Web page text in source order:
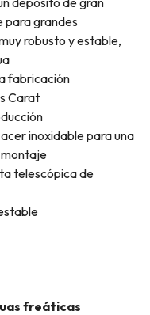
para grandes
robusto y estable,
fabricación
Carat
inoxidable para una
telescópica de
freáticas